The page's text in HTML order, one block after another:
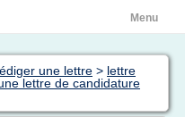
Menu
une lettre > lettre
lettre de candidature